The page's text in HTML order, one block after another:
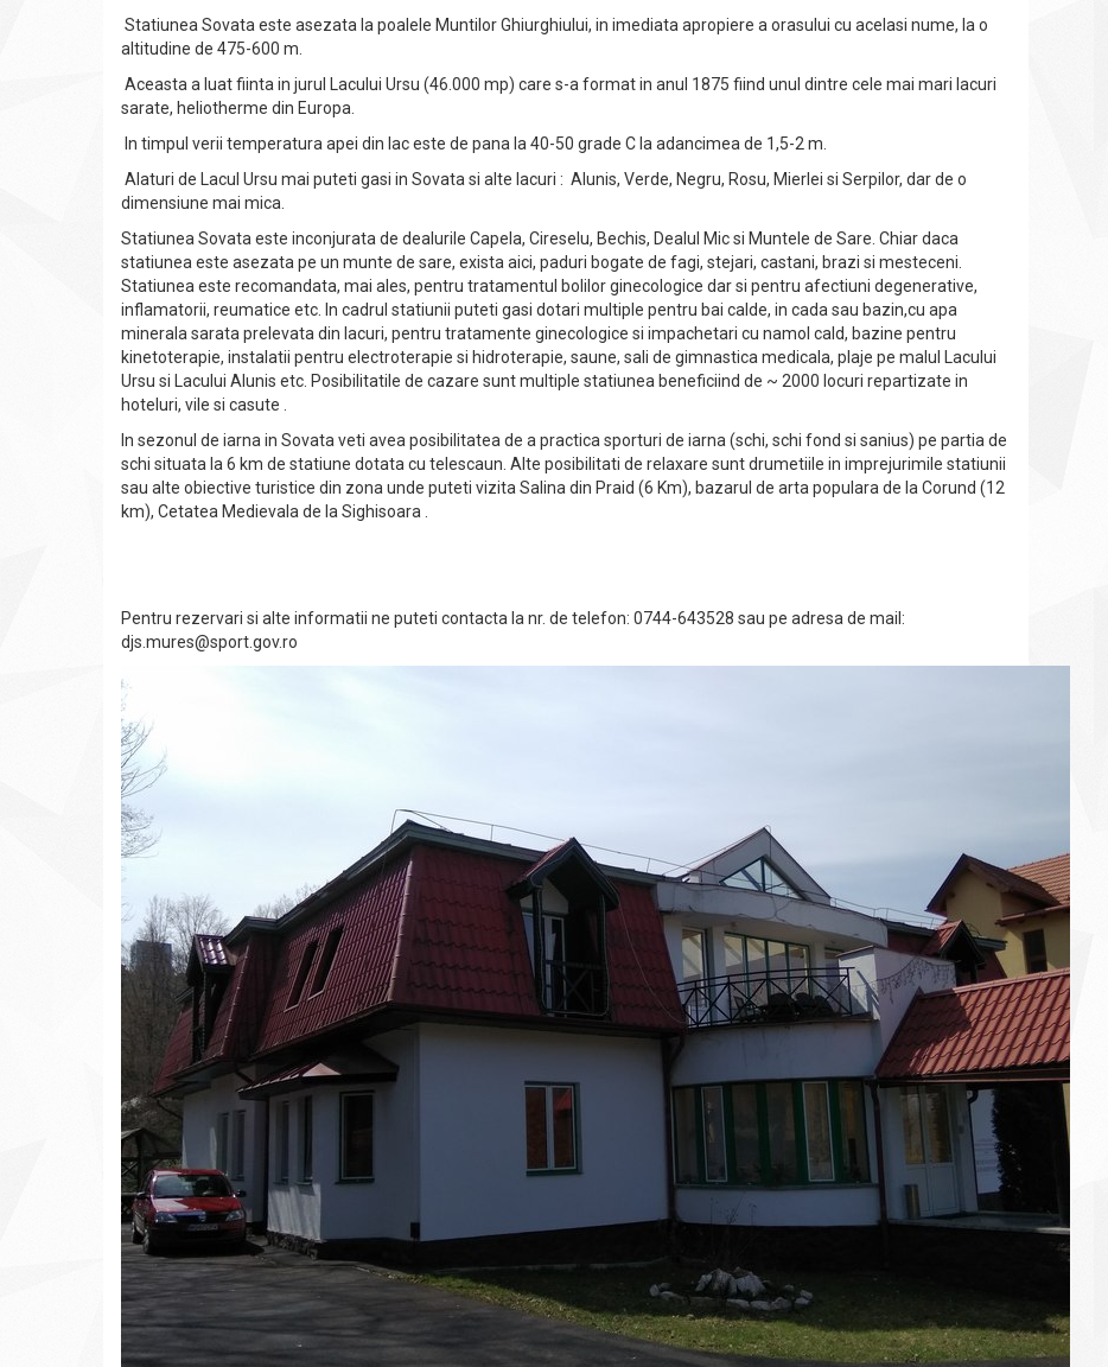
Statiunea Sovata este asezata la poalele Muntilor Ghiurghiului, in imediata apropiere a orasului cu acelasi nume, la o
altitudine de 475-600 m.
Aceasta a luat fiinta in jurul Lacului Ursu (46.000 mp) care s-a format in anul 1875 fiind unul dintre cele mai mari lacuri
sarate, heliotherme din Europa.
In timpul verii temperatura apei din lac este de pana la 40-50 grade C la adancimea de 1,5-2 m.
Alaturi de Lacul Ursu mai puteti gasi in Sovata si alte lacuri : Alunis, Verde, Negru, Rosu, Mierlei si Serpilor, dar de o
dimensiune mai mica.
Statiunea Sovata este inconjurata de dealurile Capela, Cireselu, Bechis, Dealul Mic si Muntele de Sare. Chiar daca
statiunea este asezata pe un munte de sare, exista aici, paduri bogate de fagi, stejari, castani, brazi si mesteceni.
Statiunea este recomandata, mai ales, pentru tratamentul bolilor ginecologice dar si pentru afectiuni degenerative,
inflamatorii, reumatice etc. In cadrul statiunii puteti gasi dotari multiple pentru bai calde, in cada sau bazin,cu apa
minerala sarata prelevata din lacuri, pentru tratamente ginecologice si impachetari cu namol cald, bazine pentru
kinetoterapie, instalatii pentru electroterapie si hidroterapie, saune, sali de gimnastica medicala, plaje pe malul Lacului
Ursu si Lacului Alunis etc. Posibilitatile de cazare sunt multiple statiunea beneficiind de ~ 2000 locuri repartizate in
hoteluri, vile si casute .
In sezonul de iarna in Sovata veti avea posibilitatea de a practica sporturi de iarna (schi, schi fond si sanius) pe partia de
schi situata la 6 km de statiune dotata cu telescaun. Alte posibilitati de relaxare sunt drumetiile in imprejurimile statiunii
sau alte obiective turistice din zona unde puteti vizita Salina din Praid (6 Km), bazarul de arta populara de la Corund (12
km), Cetatea Medievala de la Sighisoara .
Pentru rezervari si alte informatii ne puteti contacta la nr. de telefon: 0744-643528 sau pe adresa de mail:
djs.mures@sport.gov.ro